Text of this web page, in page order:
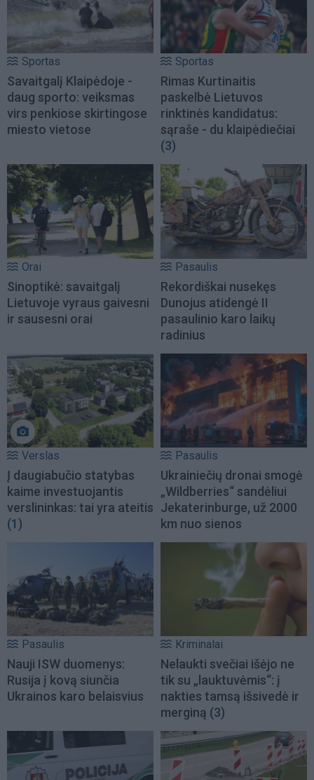
Sportas
Savaitgalį Klaipėdoje -
daug sporto: veiksmas
virs penkiose skirtingose
miesto vietose
Sportas
Rimas Kurtinaitis
paskelbė Lietuvos
rinktinės kandidatus:
sąraše - du klaipėdiečiai
(3)
Orai
Sinoptikė: savaitgalį
Lietuvoje vyraus gaivesni
ir sausesni orai
Pasaulis
Rekordiškai nusekęs
Dunojus atidengė II
pasaulinio karo laikų
radinius
Verslas
Į daugiabučio statybas
kaime investuojantis
verslininkas: tai yra ateitis
(1)
Pasaulis
Ukrainiečių dronai smogė
„Wildberries“ sandėliui
Jekaterinburge, už 2000
km nuo sienos
Pasaulis
Nauji ISW duomenys:
Rusija į kovą siunčia
Ukrainos karo belaisvius
Kriminalai
Nelaukti svečiai išėjo ne
tik su „lauktuvėmis“: į
nakties tamsą išsivedė ir
merginą (3)